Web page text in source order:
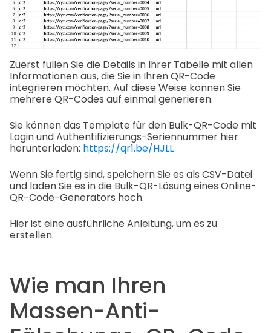
Zuerst füllen Sie die Details in Ihrer Tabelle mit allen
Informationen aus, die Sie in Ihren QR-Code
integrieren möchten. Auf diese Weise können Sie
mehrere QR-Codes auf einmal generieren.
Sie können das Template für den Bulk-QR-Code mit
Login und Authentifizierungs-Seriennummer hier
herunterladen: https://qr1.be/HJLL
Wenn Sie fertig sind, speichern Sie es als CSV-Datei
und laden Sie es in die Bulk-QR-Lösung eines Online-
QR-Code-Generators hoch.
Hier ist eine ausführliche Anleitung, um es zu
erstellen.
Wie man Ihren
Massen-Anti-